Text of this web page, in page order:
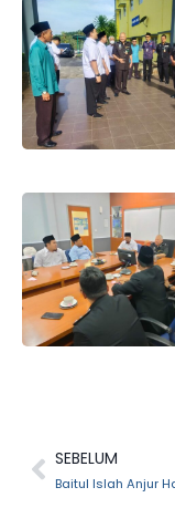
SEBELUM